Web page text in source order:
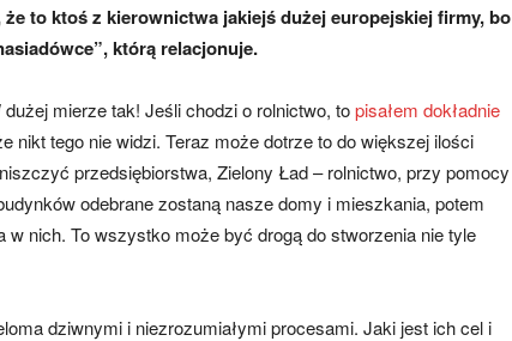
to ktoś z kierownictwa jakiejś dużej europejskiej firmy, bo
którą relacjonuje.
mierze tak! Jeśli chodzi o rolnictwo, topisałem dokładnie
nikt tego nie widzi. Teraz może dotrze to do większej ilości
przedsiębiorstwa, Zielony Ład – rolnictwo, przy pomocy
odebrane zostaną nasze domy i mieszkania, potem
w nich. To wszystko może być drogą do stworzenia nie tyle
dziwnymi i niezrozumiałymi procesami. Jaki jest ich cel i